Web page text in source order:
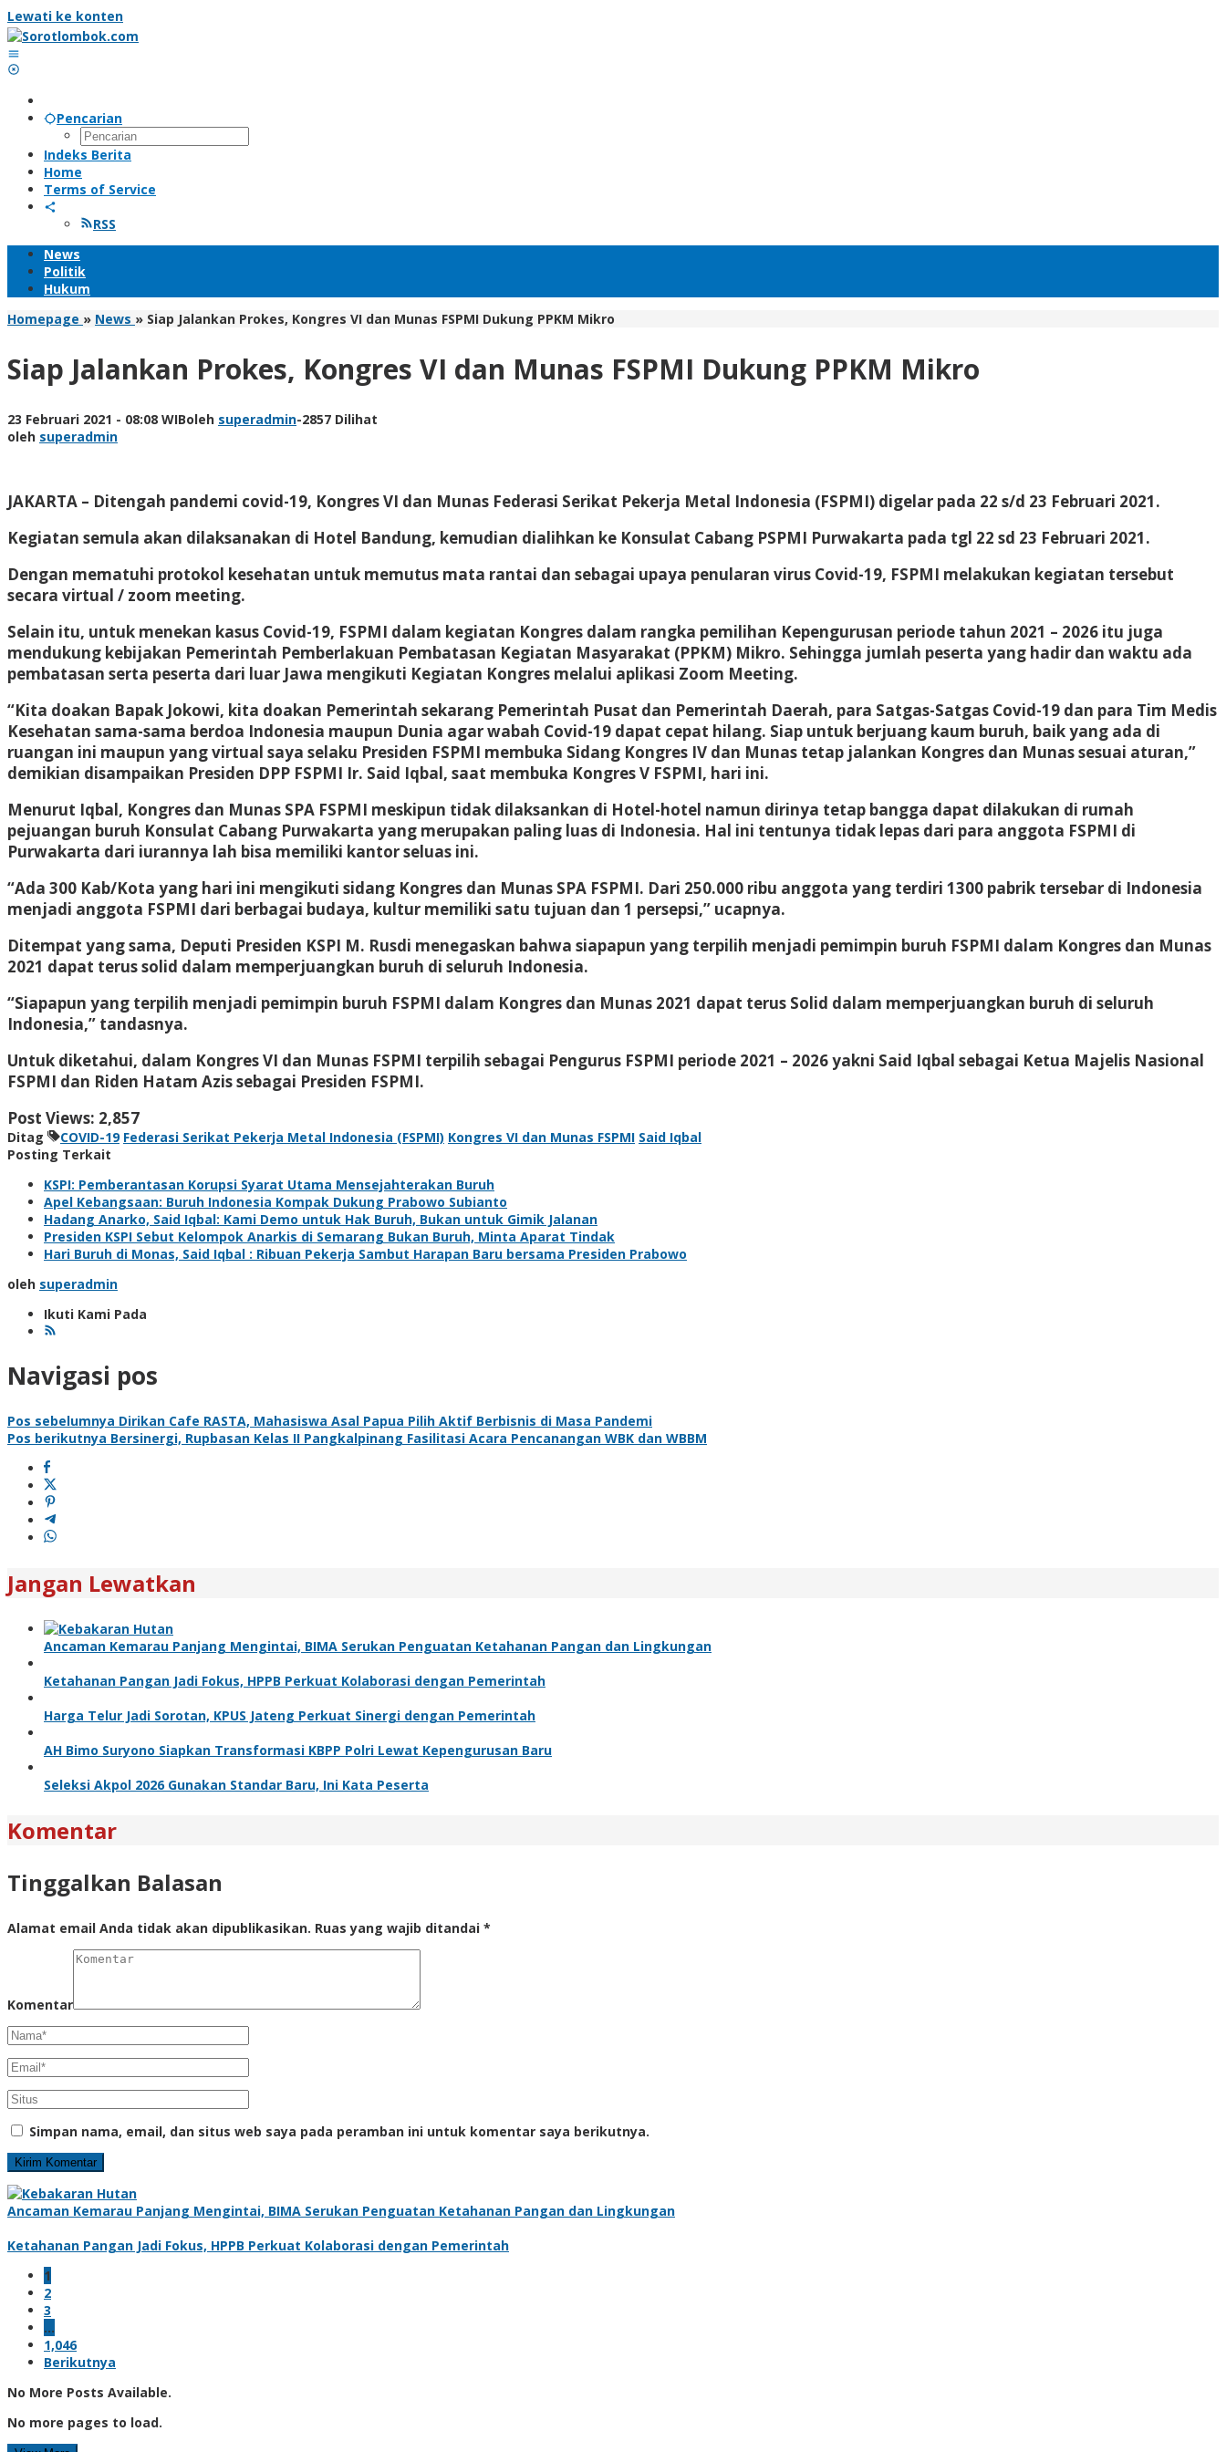
Lewati ke konten
Pencarian
Indeks Berita
Home
Terms of Service
RSS
News
Politik
Hukum
Homepage » News » Siap Jalankan Prokes, Kongres VI dan Munas FSPMI Dukung PPKM Mikro
Siap Jalankan Prokes, Kongres VI dan Munas FSPMI Dukung PPKM Mikro
23 Februari 2021 - 08:08 WIBoleh superadmin-2857 Dilihat
oleh superadmin
JAKARTA – Ditengah pandemi covid-19, Kongres VI dan Munas Federasi Serikat Pekerja Metal Indonesia (FSPMI) digelar pada 22 s/d 23 Februari 2021.
Kegiatan semula akan dilaksanakan di Hotel Bandung, kemudian dialihkan ke Konsulat Cabang PSPMI Purwakarta pada tgl 22 sd 23 Februari 2021.
Dengan mematuhi protokol kesehatan untuk memutus mata rantai dan sebagai upaya penularan virus Covid-19, FSPMI melakukan kegiatan tersebut
secara virtual / zoom meeting.
Selain itu, untuk menekan kasus Covid-19, FSPMI dalam kegiatan Kongres dalam rangka pemilihan Kepengurusan periode tahun 2021 – 2026 itu juga
mendukung kebijakan Pemerintah Pemberlakuan Pembatasan Kegiatan Masyarakat (PPKM) Mikro. Sehingga jumlah peserta yang hadir dan waktu ada
pembatasan serta peserta dari luar Jawa mengikuti Kegiatan Kongres melalui aplikasi Zoom Meeting.
“Kita doakan Bapak Jokowi, kita doakan Pemerintah sekarang Pemerintah Pusat dan Pemerintah Daerah, para Satgas-Satgas Covid-19 dan para Tim Medis
Kesehatan sama-sama berdoa Indonesia maupun Dunia agar wabah Covid-19 dapat cepat hilang. Siap untuk berjuang kaum buruh, baik yang ada di
ruangan ini maupun yang virtual saya selaku Presiden FSPMI membuka Sidang Kongres IV dan Munas tetap jalankan Kongres dan Munas sesuai aturan,”
demikian disampaikan Presiden DPP FSPMI Ir. Said Iqbal, saat membuka Kongres V FSPMI, hari ini.
Menurut Iqbal, Kongres dan Munas SPA FSPMI meskipun tidak dilaksankan di Hotel-hotel namun dirinya tetap bangga dapat dilakukan di rumah
pejuangan buruh Konsulat Cabang Purwakarta yang merupakan paling luas di Indonesia. Hal ini tentunya tidak lepas dari para anggota FSPMI di
Purwakarta dari iurannya lah bisa memiliki kantor seluas ini.
“Ada 300 Kab/Kota yang hari ini mengikuti sidang Kongres dan Munas SPA FSPMI. Dari 250.000 ribu anggota yang terdiri 1300 pabrik tersebar di Indonesia
menjadi anggota FSPMI dari berbagai budaya, kultur memiliki satu tujuan dan 1 persepsi,” ucapnya.
Ditempat yang sama, Deputi Presiden KSPI M. Rusdi menegaskan bahwa siapapun yang terpilih menjadi pemimpin buruh FSPMI dalam Kongres dan Munas
2021 dapat terus solid dalam memperjuangkan buruh di seluruh Indonesia.
“Siapapun yang terpilih menjadi pemimpin buruh FSPMI dalam Kongres dan Munas 2021 dapat terus Solid dalam memperjuangkan buruh di seluruh
Indonesia,” tandasnya.
Untuk diketahui, dalam Kongres VI dan Munas FSPMI terpilih sebagai Pengurus FSPMI periode 2021 – 2026 yakni Said Iqbal sebagai Ketua Majelis Nasional
FSPMI dan Riden Hatam Azis sebagai Presiden FSPMI.
Post Views: 2,857
Ditag COVID-19 Federasi Serikat Pekerja Metal Indonesia (FSPMI) Kongres VI dan Munas FSPMI Said Iqbal
Posting Terkait
KSPI: Pemberantasan Korupsi Syarat Utama Mensejahterakan Buruh
Apel Kebangsaan: Buruh Indonesia Kompak Dukung Prabowo Subianto
Hadang Anarko, Said Iqbal: Kami Demo untuk Hak Buruh, Bukan untuk Gimik Jalanan
Presiden KSPI Sebut Kelompok Anarkis di Semarang Bukan Buruh, Minta Aparat Tindak
Hari Buruh di Monas, Said Iqbal : Ribuan Pekerja Sambut Harapan Baru bersama Presiden Prabowo
oleh superadmin
Ikuti Kami Pada
Navigasi pos
Pos sebelumnya Dirikan Cafe RASTA, Mahasiswa Asal Papua Pilih Aktif Berbisnis di Masa Pandemi
Pos berikutnya Bersinergi, Rupbasan Kelas II Pangkalpinang Fasilitasi Acara Pencanangan WBK dan WBBM
Jangan Lewatkan
Ancaman Kemarau Panjang Mengintai, BIMA Serukan Penguatan Ketahanan Pangan dan Lingkungan
Ketahanan Pangan Jadi Fokus, HPPB Perkuat Kolaborasi dengan Pemerintah
Harga Telur Jadi Sorotan, KPUS Jateng Perkuat Sinergi dengan Pemerintah
AH Bimo Suryono Siapkan Transformasi KBPP Polri Lewat Kepengurusan Baru
Seleksi Akpol 2026 Gunakan Standar Baru, Ini Kata Peserta
Komentar
Tinggalkan Balasan
Alamat email Anda tidak akan dipublikasikan. Ruas yang wajib ditandai *
Komentar
Simpan nama, email, dan situs web saya pada peramban ini untuk komentar saya berikutnya.
Ancaman Kemarau Panjang Mengintai, BIMA Serukan Penguatan Ketahanan Pangan dan Lingkungan
Ketahanan Pangan Jadi Fokus, HPPB Perkuat Kolaborasi dengan Pemerintah
1
2
3
…
1,046
Berikutnya
No More Posts Available.
No more pages to load.